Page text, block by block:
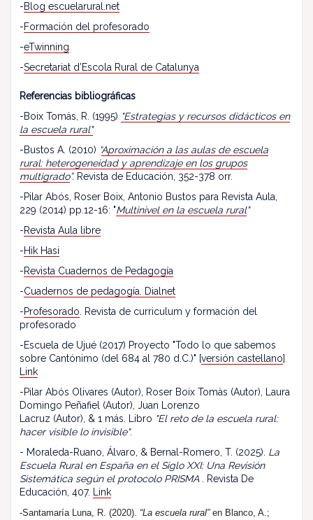
-Blog escuelarural.net
-Formación del profesorado
-eTwinning
-Secretariat d’Escola Rural de Catalunya
Referencias bibliográficas
-Boix Tomás, R. (1995) "Estrategias y recursos didácticos en
la escuela rural"
-Bustos A. (2010) “Aproximación a las aulas de escuela
rural: heterogeneidad y aprendizaje en los grupos
multigrado”. Revista de Educación, 352-378 orr.
-Pilar Abós, Roser Boix, Antonio Bustos para Revista Aula,
229 (2014) pp.12-16: "Multinivel en la escuela rural"
-Revista Aula libre
-Hik Hasi
-Revista Cuadernos de Pedagogía
-Cuadernos de pedagogía. Dialnet
-Profesorado . Revista de curriculum y formación del
profesorado
-Escuela de Ujué (2017) Proyecto "Todo lo que sabemos
sobre Cantónimo (del 684 al 780 d.C.)" [versión castellano]
Link
-Pilar Abós Olivares (Autor), Roser Boix Tomàs (Autor), Laura
Domingo Peñafiel (Autor), Juan Lorenzo
Lacruz (Autor), & 1 más. Libro "El reto de la escuela rural:
hacer visible lo invisible".
- Moraleda-Ruano, Álvaro, & Bernal-Romero, T. (2025). La
Escuela Rural en España en el Siglo XXI: Una Revisión
Sistemática según el protocolo PRISMA . Revista De
Educación, 407.
Link
-Santamaría Luna, R. (2020). “La escuela rural”en Blanco, A.;